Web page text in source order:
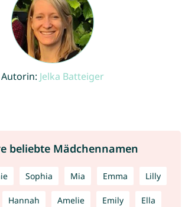
Autorin: Jelka Batteiger
beliebte Mädchennamen
Sophia Mia Emma Lilly
Hannah Amelie Emily Ella